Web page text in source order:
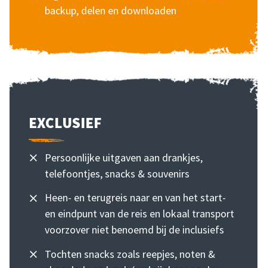
backup, delen en downloaden
EXCLUSIEF
Persoonlijke uitgaven aan drankjes,
telefoontjes, snacks & souvenirs
Heen- en terugreis naar en van het start-
en eindpunt van de reis en lokaal transport
voorzover niet benoemd bij de inclusiefs
Tochten snacks zoals reepjes, noten &